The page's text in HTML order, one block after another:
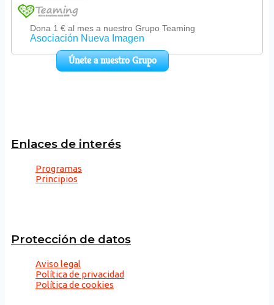
Enlaces de interés
Programas
Principios
Protección de datos
Aviso legal
Política de privacidad
Política de cookies